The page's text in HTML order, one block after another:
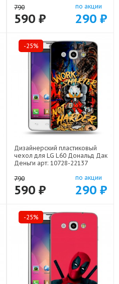
790
590 ₽
по акции
290 ₽
-25%
Дизайнерский пластиковый
чехол для LG L60 Дональд Дак
Деньги арт: 10728-22137
790
590 ₽
по акции
290 ₽
-25%